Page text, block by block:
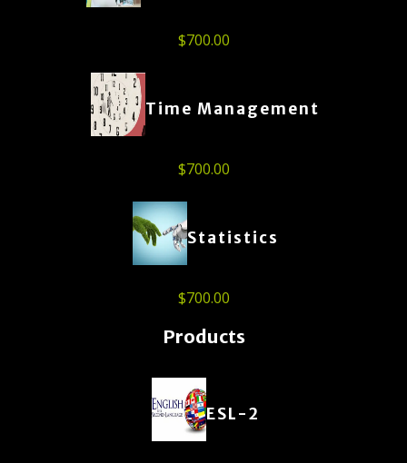
$700.00
Time Management
$700.00
Statistics
$700.00
Products
ESL-2